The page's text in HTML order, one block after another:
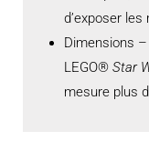
d’exposer les
Dimensions
LEGO® Star
mesure plus